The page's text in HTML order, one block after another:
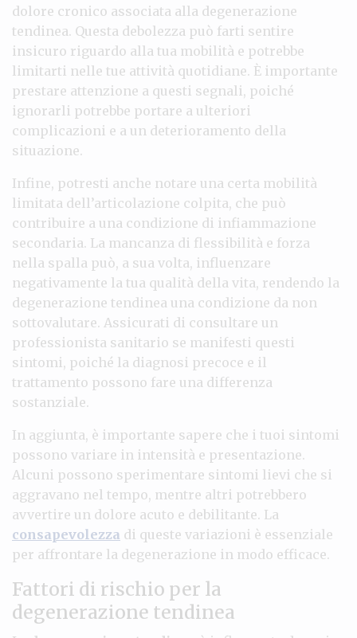
dolore cronico associata alla degenerazione
tendinea. Questa debolezza può farti sentire
insicuro riguardo alla tua mobilità e potrebbe
limitarti nelle tue attività quotidiane. È importante
prestare attenzione a questi segnali, poiché
ignorarli potrebbe portare a ulteriori
complicazioni e a un deterioramento della
situazione.
Infine, potresti anche notare una certa mobilità
limitata dell’articolazione colpita, che può
contribuire a una condizione di infiammazione
secondaria. La mancanza di flessibilità e forza
nella spalla può, a sua volta, influenzare
negativamente la tua qualità della vita, rendendo la
degenerazione tendinea una condizione da non
sottovalutare. Assicurati di consultare un
professionista sanitario se manifesti questi
sintomi, poiché la diagnosi precoce e il
trattamento possono fare una differenza
sostanziale.
In aggiunta, è importante sapere che i tuoi sintomi
possono variare in intensità e presentazione.
Alcuni possono sperimentare sintomi lievi che si
aggravano nel tempo, mentre altri potrebbero
avvertire un dolore acuto e debilitante. La
consapevolezza di queste variazioni è essenziale
per affrontare la degenerazione in modo efficace.
Fattori di rischio per la
degenerazione tendinea